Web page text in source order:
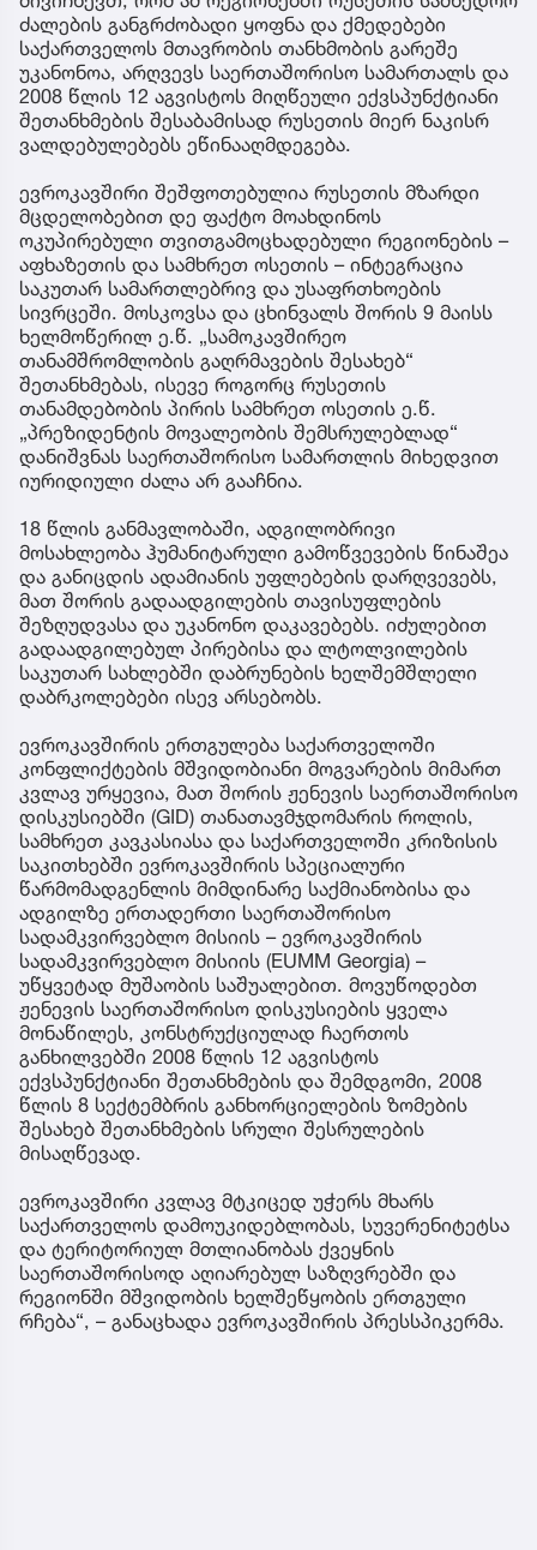
ძალების განგრძობადი ყოფნა და ქმედებები
საქართველოს მთავრობის თანხმობის გარეშე
უკანონოა, არღვევს საერთაშორისო სამართალს და
2008 წლის 12 აგვისტოს მიღწეული ექვსპუნქტიანი
შეთანხმების შესაბამისად რუსეთის მიერ ნაკისრ
ვალდებულებებს ეწინააღმდეგება.
ევროკავშირი შეშფოთებულია რუსეთის მზარდი
მცდელობებით დე ფაქტო მოახდინოს
ოკუპირებული თვითგამოცხადებული რეგიონების –
აფხაზეთის და სამხრეთ ოსეთის – ინტეგრაცია
საკუთარ სამართლებრივ და უსაფრთხოების
სივრცეში. მოსკოვსა და ცხინვალს შორის 9 მაისს
ხელმოწერილ ე.წ. „სამოკავშირეო
თანამშრომლობის გაღრმავების შესახებ“
შეთანხმებას, ისევე როგორც რუსეთის
თანამდებობის პირის სამხრეთ ოსეთის ე.წ.
„პრეზიდენტის მოვალეობის შემსრულებლად“
დანიშვნას საერთაშორისო სამართლის მიხედვით
იურიდიული ძალა არ გააჩნია.
18 წლის განმავლობაში, ადგილობრივი
მოსახლეობა ჰუმანიტარული გამოწვევების წინაშეა
და განიცდის ადამიანის უფლებების დარღვევებს,
მათ შორის გადაადგილების თავისუფლების
შეზღუდვასა და უკანონო დაკავებებს. იძულებით
გადაადგილებულ პირებისა და ლტოლვილების
საკუთარ სახლებში დაბრუნების ხელშემშლელი
დაბრკოლებები ისევ არსებობს.
ევროკავშირის ერთგულება საქართველოში
კონფლიქტების მშვიდობიანი მოგვარების მიმართ
კვლავ ურყევია, მათ შორის ჟენევის საერთაშორისო
დისკუსიებში (GID) თანათავმჯდომარის როლის,
სამხრეთ კავკასიასა და საქართველოში კრიზისის
საკითხებში ევროკავშირის სპეციალური
წარმომადგენლის მიმდინარე საქმიანობისა და
ადგილზე ერთადერთი საერთაშორისო
სადამკვირვებლო მისიის – ევროკავშირის
სადამკვირვებლო მისიის (EUMM Georgia) –
უწყვეტად მუშაობის საშუალებით. მოვუწოდებთ
ჟენევის საერთაშორისო დისკუსიების ყველა
მონაწილეს, კონსტრუქციულად ჩაერთოს
განხილვებში 2008 წლის 12 აგვისტოს
ექვსპუნქტიანი შეთანხმების და შემდგომი, 2008
წლის 8 სექტემბრის განხორციელების ზომების
შესახებ შეთანხმების სრული შესრულების
მისაღწევად.
ევროკავშირი კვლავ მტკიცედ უჭერს მხარს
საქართველოს დამოუკიდებლობას, სუვერენიტეტსა
და ტერიტორიულ მთლიანობას ქვეყნის
საერთაშორისოდ აღიარებულ საზღვრებში და
რეგიონში მშვიდობის ხელშეწყობის ერთგული
რჩება“, – განაცხადა ევროკავშირის პრესსპიკერმა.